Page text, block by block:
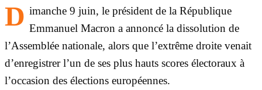
D imanche 9 juin, le président de la République
Emmanuel Macron a annoncé la dissolution de
l’Assemblée nationale, alors que l’extrême droite venait
d’enregistrer l’un de ses plus hauts scores électoraux à
l’occasion des élections européennes.